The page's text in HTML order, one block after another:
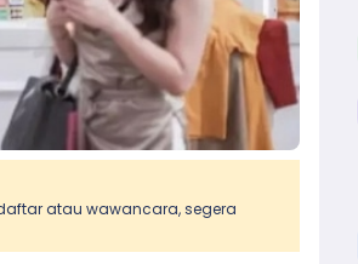
atau wawancara, segera